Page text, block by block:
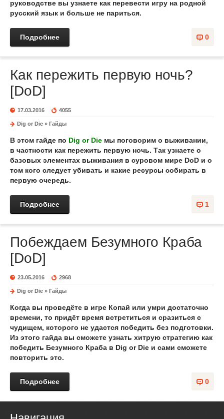
руководстве вы узнаете как перевести игру на родной
русский язык и больше не париться.
0
Подробнее
Как пережить первую ночь?
[DoD]
17.03.2016 4055
Dig or Die » Гайды
В этом гайде по Dig or Die мы поговорим о выживании,
в частности как пережить первую ночь. Так узнаете о
базовых элементах выживания в суровом мире DoD и о
том кого следует убивать и какие ресурсы собирать в
первую очередь.
1
Подробнее
Побеждаем Безумного Краба
[DoD]
23.05.2016 2968
Dig or Die » Гайды
Когда вы проведёте в игре Копай или умри достаточно
времени, то придёт время встретиться и сразиться с
чудищем, которого не удастся победить без подготовки.
Из этого гайда вы сможете узнать хитрую стратегию как
победить Безумного Краба в Dig or Die и сами сможете
повторить это.
0
Подробнее